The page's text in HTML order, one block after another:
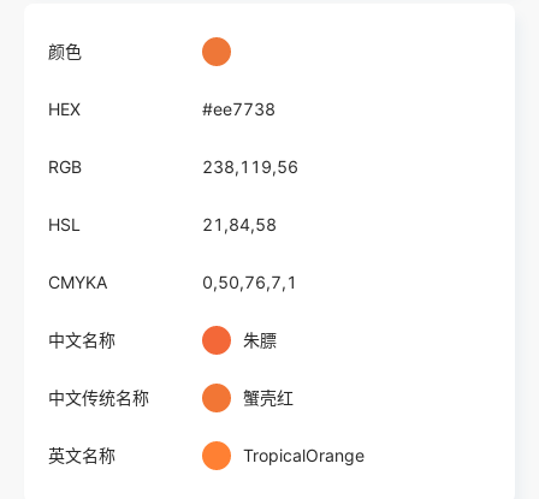
颜色
HEX #ee7738
RGB 238,119,56
HSL 21,84,58
CMYKA 0,50,76,7,1
中文名称 朱膘
中文传统名称 蟹壳红
英文名称 TropicalOrange